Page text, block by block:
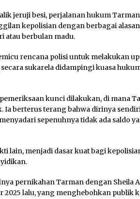
jeruji besi, perjalanan hukum
kepolisian dengan berbagai
atau berbulan madu.
rencana polisi untuk melakukan
sukarela didampingi kuasa
kunci dilakukan, di mana
Ia berterus terang bahwa dirinya
sepenuhnya tidak ada saldo
lain, menjadi dasar kuat bagi
pernikahan Tarman dengan Sheila
2025 lalu, yang menghebohkan publik